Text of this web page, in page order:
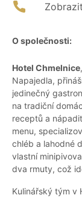
O společnosti:
Hotel Chmelnice
Napajedla,
jedinečný
na tradiční
receptů a
menu,
chléb a lahodné
vlastní
dva rmuty, což
Kulinářský tým v